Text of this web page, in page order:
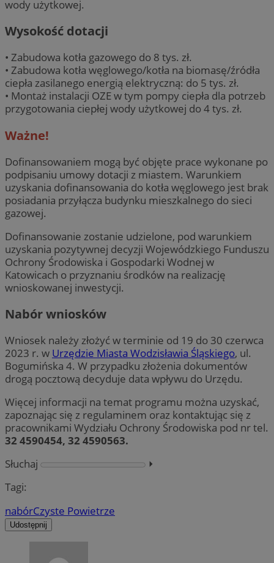
wody użytkowej.
Wysokość dotacji
• Zabudowa kotła gazowego do 8 tys. zł.
• Zabudowa kotła węglowego/kotła na biomasę/źródła
ciepła zasilanego energią elektryczną: do 5 tys. zł.
• Montaż instalacji OZE w tym pompy ciepła dla potrzeb
przygotowania ciepłej wody użytkowej do 4 tys. zł.
Ważne!
Dofinansowaniem mogą być objęte prace wykonane po
podpisaniu umowy dotacji z miastem. Warunkiem
uzyskania dofinansowania do kotła węglowego jest brak
posiadania przyłącza budynku mieszkalnego do sieci
gazowej.
Dofinansowanie zostanie udzielone, pod warunkiem
uzyskania pozytywnej decyzji Wojewódzkiego Funduszu
Ochrony Środowiska i Gospodarki Wodnej w
Katowicach o przyznaniu środków na realizację
wnioskowanej inwestycji.
Nabór wniosków
Wniosek należy złożyć w terminie od 19 do 30 czerwca
2023 r. w Urzędzie Miasta Wodzisławia Śląskiego, ul.
Bogumińska 4. W przypadku złożenia dokumentów
drogą pocztową decyduje data wpływu do Urzędu.
Więcej informacji na temat programu można uzyskać,
zapoznając się z regulaminem oraz kontaktując się z
pracownikami Wydziału Ochrony Środowiska pod nr tel.
32 4590454, 32 4590563.
Słuchaj
⏵︎
Tagi:
nabórCzyste Powietrze
Udostępnij